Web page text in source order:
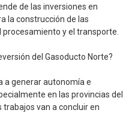
de las inversiones en
la construcción de las
y el transporte.
del Gasoducto Norte?
a generar autonomía e
en las provincias del
van a concluir en